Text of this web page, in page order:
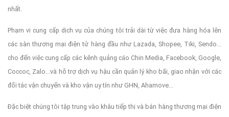
nhất.
Phạm vi cung cấp dịch vụ của chúng tôi trải dài từ việc đưa hàng hóa lên
các sàn thương mại điện tử hàng đầu như Lazada, Shopee, Tiki, Sendo...
cho đến việc cung cấp các kênh quảng cáo Chin Media, Facebook, Google,
Coccoc, Zalo...và hỗ trợ dịch vụ hậu cần quản lý kho bãi, giao nhận với các
đối tác vận chuyển và kho vận uy tín như GHN, Ahamove...
Đặc biệt chúng tôi tập trung vào khâu tiếp thị và bán hàng thương mại điện